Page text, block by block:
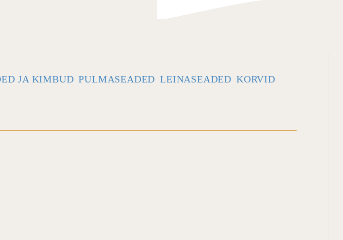
JA KIMBUD PULMASEADED LEINASEADED KORVID